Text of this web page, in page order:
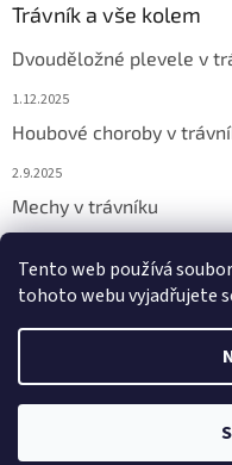
Tento web používá
tohoto webu vyjadřujete
Trávník a vše kolem
Dvouděložné plevele v
1.12.2025
Houbové choroby v
2.9.2025
Mechy v trávníku
Copyright 2026